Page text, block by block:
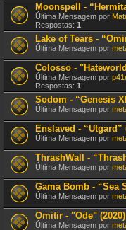
Moonspell -
Última Mensagem por
Respostas: 1
Lake of Tears -
Última Mensagem por
Colosso -
Última Mensagem por
Respostas: 1
Sodom - “Genesis
Última Mensagem por
Enslaved - “Utgard”
Última Mensagem por
ThrashWall -
Última Mensagem por
Gama Bomb - “Sea
Última Mensagem por
Omitir - "Ode" (2020)
Última Mensagem por